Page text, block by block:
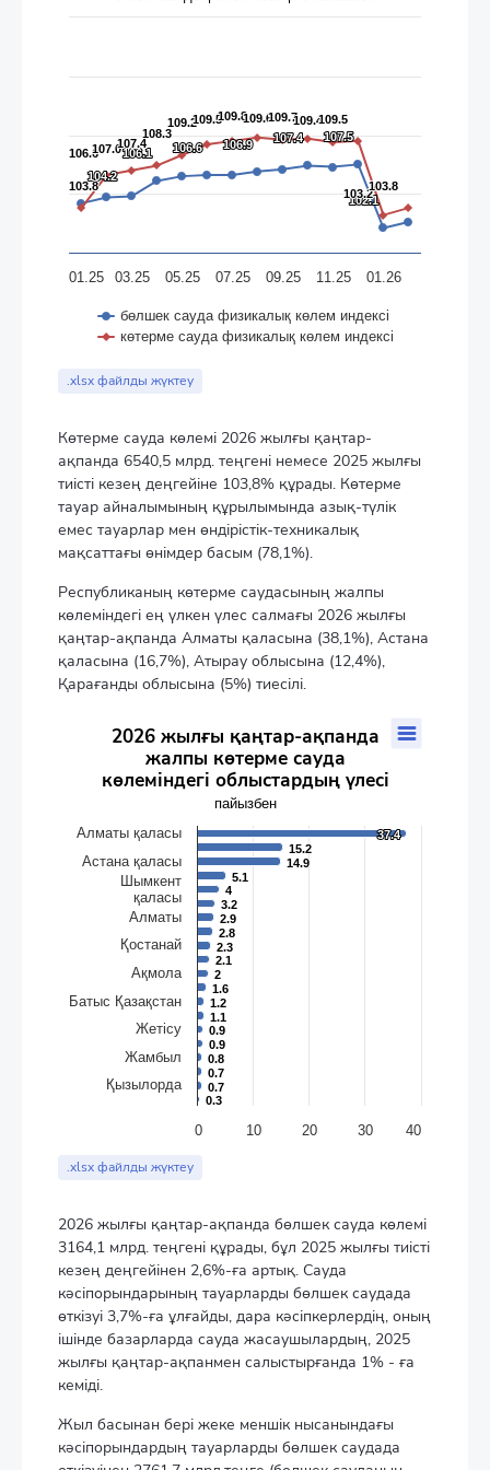
The chart has 1 X axis displaying categories.
104.2
104.2
106.1
106.1 106.6
106.6 106.9
106.9 107.4
107.4 107.5
107.5
102.1
102.1
103.8
103.8
106.6
106.6107.0
107.0107.4
107.4
108.3
108.3
109.2
109.2109.5
109.5109.8
109.8109.6
109.6109.7
109.7109.4
109.4109.5
109.5
103.2
103.2
103.8
103.8
бөлшек сауда физикалық көлем индексі
көтерме сауда физикалық көлем индексі
01.25 03.25 05.25 07.25 09.25 11.25 01.26
End of interactive chart.
.xlsx файлды жүктеу
Көтерме сауда көлемі 2026 жылғы қаңтар-
ақпанда 6540,5 млрд. теңгені немесе 2025 жылғы
тиісті кезең деңгейіне 103,8% құрады. Көтерме
тауар айналымының құрылымында азық-түлік
емес тауарлар мен өндірістік-техникалық
мақсаттағы өнімдер басым (78,1%).
Республиканың көтерме саудасының жалпы
көлеміндегі ең үлкен үлес салмағы 2026 жылғы
қаңтар-ақпанда Алматы қаласына (38,1%), Астана
қаласына (16,7%), Атырау облысына (12,4%),
Қарағанды облысына (5%) тиесілі.
2026 жылғы қаңтар-ақпанда жалпы көтерме сауда
Bar chart with 20 bars.
пайызбен
The chart has 1 X axis displaying categories.
The chart has 1 Y axis displaying values. Data ranges from 0.3
2026 жылғы қаңтар-ақпанда
жалпы көтерме сауда
көлеміндегі облыстардың үлесі
пайызбен
37.4
37.4
15.2
15.2
14.9
14.9
5.1
5.1
4
4
3.2
3.2
2.9
2.9
2.8
2.8
2.3
2.3
2.1
2.1
2
2
1.6
1.6
1.2
1.2
1.1
1.1
0.9
0.9
0.9
0.9
0.8
0.8
0.7
0.7
0.7
0.7
0.3
0.3
0 10 20 30 40
Алматы қаласы
Астана қаласы
Шымкент
қаласы
Алматы
Қостанай
Ақмола
Батыс Қазақстан
Жетісу
Жамбыл
Қызылорда
End of interactive chart.
.xlsx файлды жүктеу
2026 жылғы қаңтар-ақпанда бөлшек сауда көлемі
3164,1 млрд. теңгені құрады, бұл 2025 жылғы тиісті
кезең деңгейінен 2,6%-ға артық. Сауда
кәсіпорындарының тауарларды бөлшек саудада
өткізуі 3,7%-ға ұлғайды, дара кәсіпкерлердің, оның
ішінде базарларда сауда жасаушылардың, 2025
жылғы қаңтар-ақпанмен салыстырғанда 1% - ға
кеміді.
Жыл басынан бері жеке меншік нысанындағы
кәсіпорындардың тауарларды бөлшек саудада